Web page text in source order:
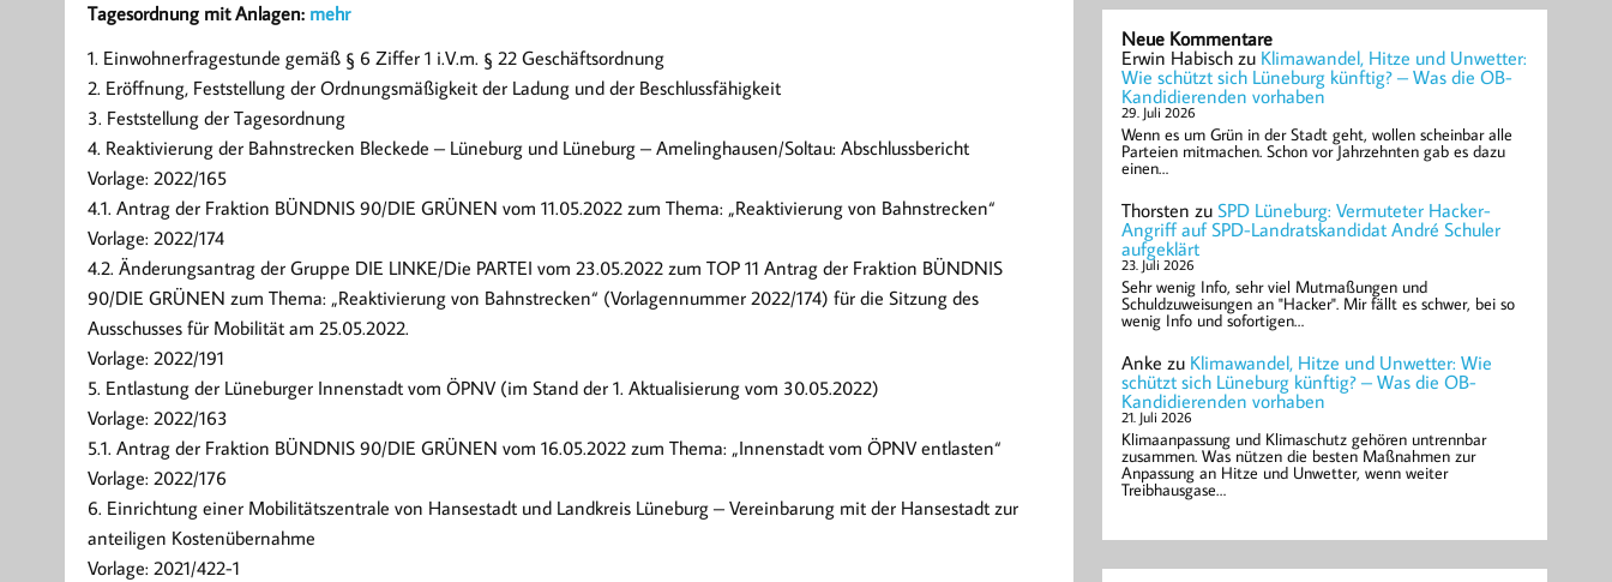
Tagesordnung mit Anlagen: mehr
1. Einwohnerfragestunde gemäß § 6 Ziffer 1 i.V.m. § 22 Geschäftsordnung
2. Eröffnung, Feststellung der Ordnungsmäßigkeit der Ladung und der Beschlussfähigkeit
3. Feststellung der Tagesordnung
4. Reaktivierung der Bahnstrecken Bleckede – Lüneburg und Lüneburg – Amelinghausen/Soltau: Abschlussbericht
Vorlage: 2022/165
4.1. Antrag der Fraktion BÜNDNIS 90/DIE GRÜNEN vom 11.05.2022 zum Thema: „Reaktivierung von Bahnstrecken“
Vorlage: 2022/174
4.2. Änderungsantrag der Gruppe DIE LINKE/Die PARTEI vom 23.05.2022 zum TOP 11 Antrag der Fraktion BÜNDNIS
90/DIE GRÜNEN zum Thema: „Reaktivierung von Bahnstrecken“ (Vorlagennummer 2022/174) für die Sitzung des
Ausschusses für Mobilität am 25.05.2022.
Vorlage: 2022/191
5. Entlastung der Lüneburger Innenstadt vom ÖPNV (im Stand der 1. Aktualisierung vom 30.05.2022)
Vorlage: 2022/163
5.1. Antrag der Fraktion BÜNDNIS 90/DIE GRÜNEN vom 16.05.2022 zum Thema: „Innenstadt vom ÖPNV entlasten“
Vorlage: 2022/176
6. Einrichtung einer Mobilitätszentrale von Hansestadt und Landkreis Lüneburg – Vereinbarung mit der Hansestadt zur
anteiligen Kostenübernahme
Vorlage: 2021/422-1
Neue Kommentare
Erwin Habisch zu Klimawandel, Hitze und Unwetter:
Wie schützt sich Lüneburg künftig? – Was die OB-
Kandidierenden vorhaben
29. Juli 2026
Wenn es um Grün in der Stadt geht, wollen scheinbar alle
Parteien mitmachen. Schon vor Jahrzehnten gab es dazu
einen…
Thorsten zuSPD Lüneburg: Vermuteter Hacker-
Angriff auf SPD-Landratskandidat André Schuler
aufgeklärt
23. Juli 2026
Sehr wenig Info, sehr viel Mutmaßungen und
Schuldzuweisungen an "Hacker". Mir fällt es schwer, bei so
wenig Info und sofortigen…
Anke zu Klimawandel, Hitze und Unwetter: Wie
schützt sich Lüneburg künftig? – Was die OB-
Kandidierenden vorhaben
21. Juli 2026
Klimaanpassung und Klimaschutz gehören untrennbar
zusammen. Was nützen die besten Maßnahmen zur
Anpassung an Hitze und Unwetter, wenn weiter
Treibhausgase…